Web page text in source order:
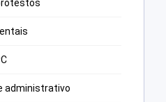
administrativo